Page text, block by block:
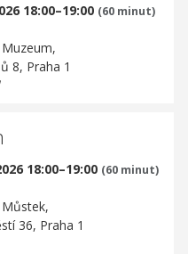
18:00–19:00 (60 minut)
8, Praha 1
18:00–19:00 (60 minut)
36, Praha 1